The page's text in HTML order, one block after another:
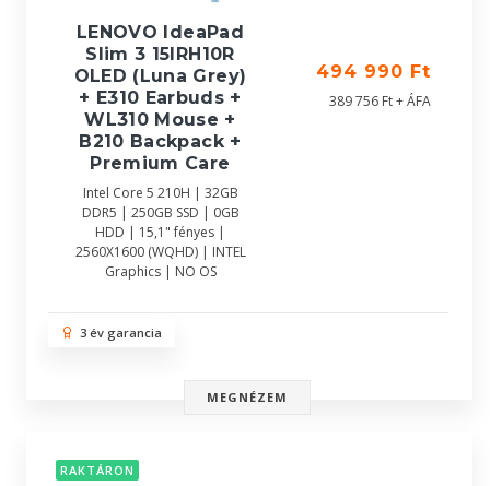
LENOVO IdeaPad
Slim 3 15IRH10R
OLED (Luna Grey)
+ E310 Earbuds +
WL310 Mouse +
B210 Backpack +
Premium Care
Intel Core 5 210H | 32GB
DDR5 | 250GB SSD | 0GB
HDD | 15,1" fényes |
2560X1600 (WQHD) | INTEL
Graphics | NO OS
494 990 Ft
389 756 Ft + ÁFA
3 év garancia
MEGNÉZEM
RAKTÁRON